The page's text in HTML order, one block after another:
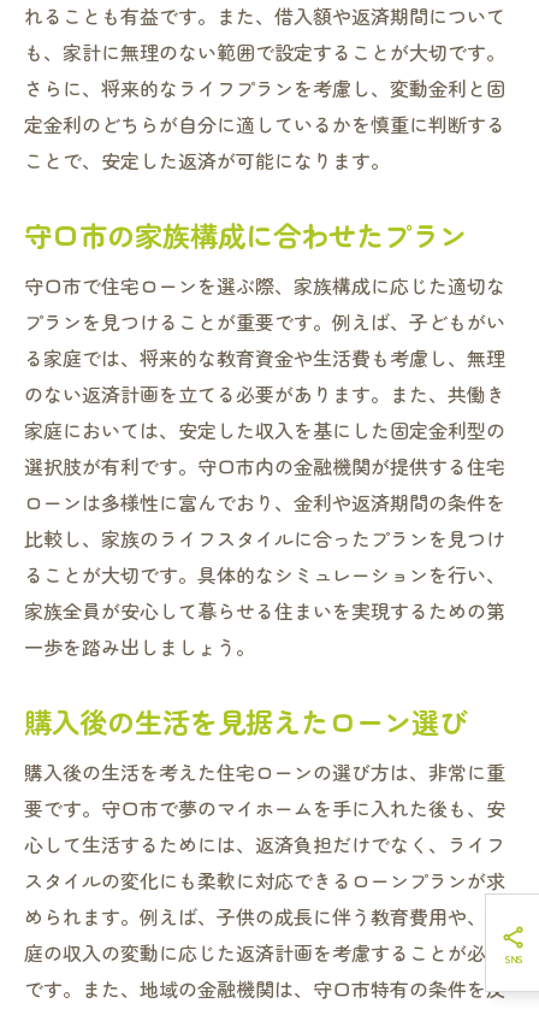
れることも有益です。また、借入額や返済期間について
も、家計に無理のない範囲で設定することが大切です。
さらに、将来的なライフプランを考慮し、変動金利と固
定金利のどちらが自分に適しているかを慎重に判断する
ことで、安定した返済が可能になります。
守口市の家族構成に合わせたプラン
守口市で住宅ローンを選ぶ際、家族構成に応じた適切な
プランを見つけることが重要です。例えば、子どもがい
る家庭では、将来的な教育資金や生活費も考慮し、無理
のない返済計画を立てる必要があります。また、共働き
家庭においては、安定した収入を基にした固定金利型の
選択肢が有利です。守口市内の金融機関が提供する住宅
ローンは多様性に富んでおり、金利や返済期間の条件を
比較し、家族のライフスタイルに合ったプランを見つけ
ることが大切です。具体的なシミュレーションを行い、
家族全員が安心して暮らせる住まいを実現するための第
一歩を踏み出しましょう。
購入後の生活を見据えたローン選び
購入後の生活を考えた住宅ローンの選び方は、非常に重
要です。守口市で夢のマイホームを手に入れた後も、安
心して生活するためには、返済負担だけでなく、ライフ
スタイルの変化にも柔軟に対応できるローンプランが求
められます。例えば、子供の成長に伴う教育費用や、家
庭の収入の変動に応じた返済計画を考慮することが必要
です。また、地域の金融機関は、守口市特有の条件を反